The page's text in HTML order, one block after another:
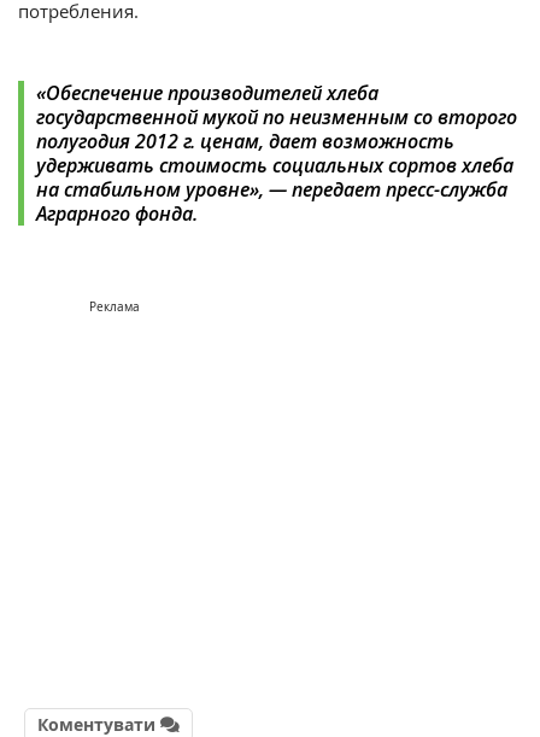
потребления.
«Обеспечение производителей хлеба
государственной мукой по неизменным со второго
полугодия 2012 г. ценам, дает возможность
удерживать стоимость социальных сортов хлеба
на стабильном уровне», — передает пресс-служба
Аграрного фонда.
Реклама
Коментувати